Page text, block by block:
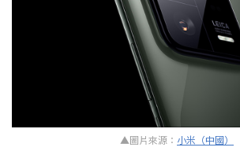
▲圖片來源： 小米（中國）